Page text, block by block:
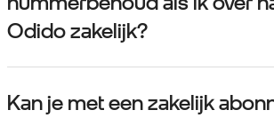
Odido zakelijk?
Kan je met een zakelijk